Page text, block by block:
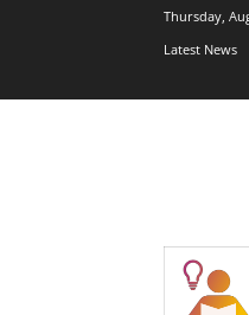
Thursday,
Latest News